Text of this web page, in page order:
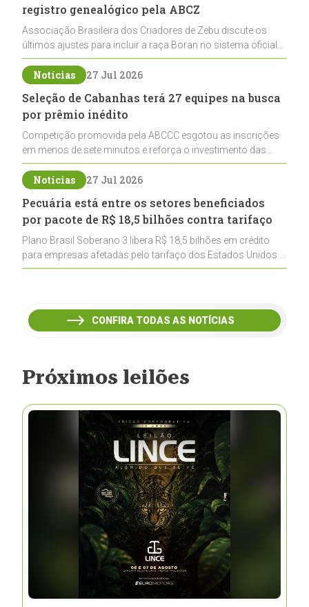
registro genealógico pela ABCZ
Associação Brasileira dos Criadores de Zebu discute os
últimos ajustes para incluir a raça Boran no sistema oficial
de registros, abrindo caminho para sua expansão na
pecuária nacional
Notícias 27 Jul 2026
Seleção de Cabanhas terá 27 equipes na busca
por prêmio inédito
Competição promovida pela ABCCC esgotou as inscrições
em menos de sete minutos e reforça o investimento das
cabanhas na seleção genética de Cavalos Crioulos voltados
ao laço
Notícias 27 Jul 2026
Pecuária está entre os setores beneficiados
por pacote de R$ 18,5 bilhões contra tarifaço
Plano Brasil Soberano 3 libera R$ 18,5 bilhões em crédito
para empresas afetadas pelo tarifaço dos Estados Unidos e
inclui a pecuária entre os setores estratégicos
CONFIRA TODAS AS NOTÍCIAS
Próximos leilões